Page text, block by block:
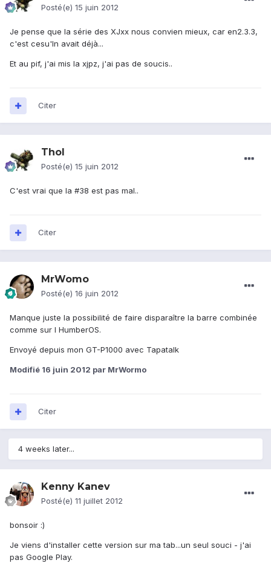
Posté(e) 15 juin 2012
Je pense que la série des XJxx nous convien mieux, car en2.3.3,
c'est cesu'ln avait déjà...
Et au pif, j'ai mis la xjpz, j'ai pas de soucis..
Citer
Thol
Posté(e) 15 juin 2012
C'est vrai que la #38 est pas mal..
Citer
MrWomo
Posté(e) 16 juin 2012
Manque juste la possibilité de faire disparaître la barre combinée
comme sur l HumberOS.
Envoyé depuis mon GT-P1000 avec Tapatalk
Modifié 16 juin 2012 par MrWormo
Citer
4 weeks later...
Kenny Kanev
Posté(e) 11 juillet 2012
bonsoir :)
Je viens d'installer cette version sur ma tab...un seul souci - j'ai
pas Google Play.